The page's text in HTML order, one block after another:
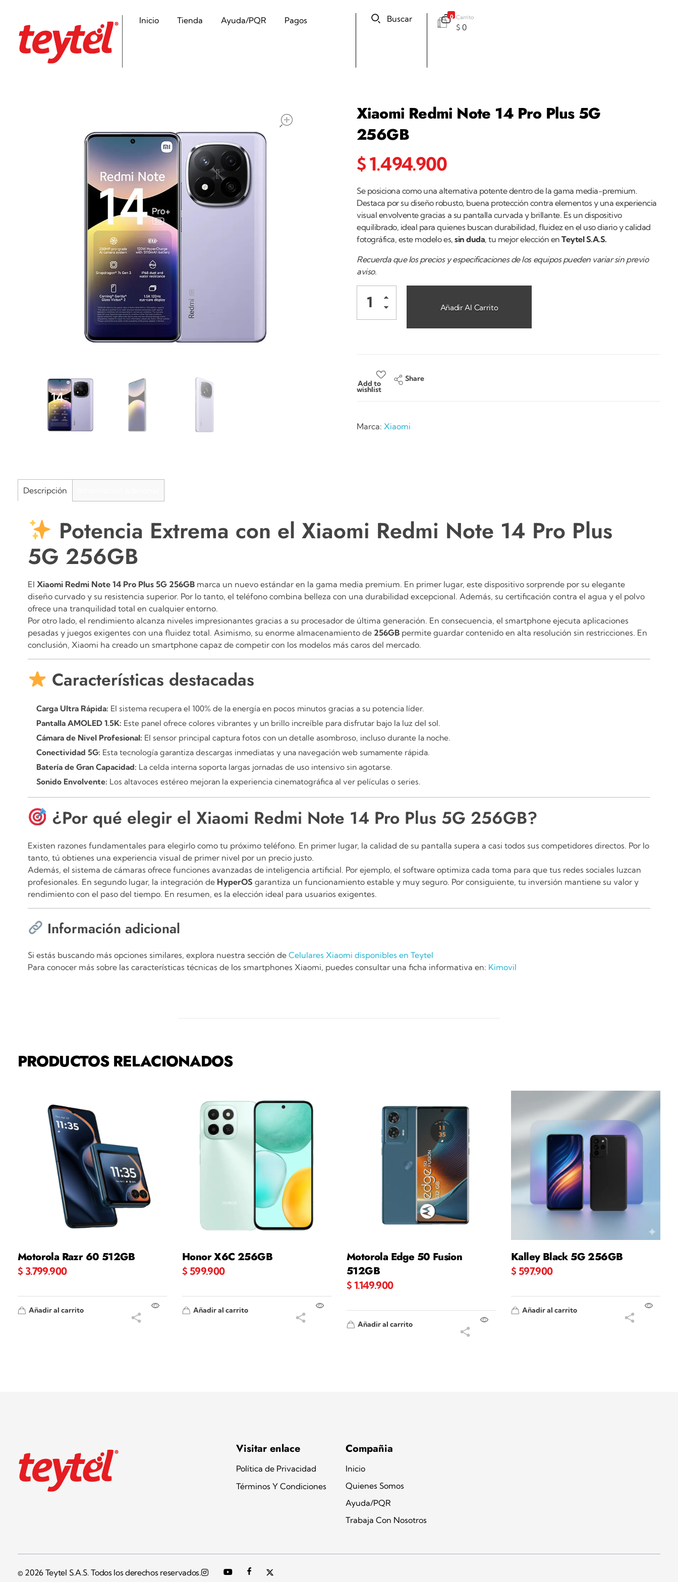
Inicio Tienda Ayuda/PQR Pagos Buscar 0 Carrito
$0
Xiaomi Redmi Note 14 Pro Plus 5G
256GB
$1.494.900
Se posiciona como una alternativa potente dentro de la gama media-premium.
Destaca por su diseño robusto, buena protección contra elementos y una experiencia
visual envolvente gracias a su pantalla curvada y brillante. Es un dispositivo
equilibrado, ideal para quienes buscan durabilidad, fluidez en el uso diario y calidad
fotográfica, este modelo es,sin duda, tu mejor elección enTeytel S.A.S.
Recuerda que los precios y especificaciones de los equipos pueden variar sin previo
aviso.
Añadir Al Carrito
Add to
wishlist
Share
Marca: Xiaomi
Descripción
Potencia Extrema con el Xiaomi Redmi Note 14 Pro Plus
5G 256GB
El Xiaomi Redmi Note 14 Pro Plus 5G 256GB marca un nuevo estándar en la gama media premium. En primer lugar, este dispositivo sorprende por su elegante
diseño curvado y su resistencia superior. Por lo tanto, el teléfono combina belleza con una durabilidad excepcional. Además, su certificación contra el agua y el polvo
ofrece una tranquilidad total en cualquier entorno.
Por otro lado, el rendimiento alcanza niveles impresionantes gracias a su procesador de última generación. En consecuencia, el smartphone ejecuta aplicaciones
pesadas y juegos exigentes con una fluidez total. Asimismo, su enorme almacenamiento de 256GB permite guardar contenido en alta resolución sin restricciones. En
conclusión, Xiaomi ha creado un smartphone capaz de competir con los modelos más caros del mercado.
Características destacadas
Carga Ultra Rápida: El sistema recupera el 100% de la energía en pocos minutos gracias a su potencia líder.
Pantalla AMOLED 1.5K: Este panel ofrece colores vibrantes y un brillo increíble para disfrutar bajo la luz del sol.
Cámara de Nivel Profesional: El sensor principal captura fotos con un detalle asombroso, incluso durante la noche.
Conectividad 5G: Esta tecnología garantiza descargas inmediatas y una navegación web sumamente rápida.
Batería de Gran Capacidad: La celda interna soporta largas jornadas de uso intensivo sin agotarse.
Sonido Envolvente: Los altavoces estéreo mejoran la experiencia cinematográfica al ver películas o series.
¿Por qué elegir el Xiaomi Redmi Note 14 Pro Plus 5G 256GB?
Existen razones fundamentales para elegirlo como tu próximo teléfono. En primer lugar, la calidad de su pantalla supera a casi todos sus competidores directos. Por lo
tanto, tú obtienes una experiencia visual de primer nivel por un precio justo.
Además, el sistema de cámaras ofrece funciones avanzadas de inteligencia artificial. Por ejemplo, el software optimiza cada toma para que tus redes sociales luzcan
profesionales. En segundo lugar, la integración de HyperOS garantiza un funcionamiento estable y muy seguro. Por consiguiente, tu inversión mantiene su valor y
rendimiento con el paso del tiempo. En resumen, es la elección ideal para usuarios exigentes.
Información adicional
Si estás buscando más opciones similares, explora nuestra sección de Celulares Xiaomi disponibles en Teytel
Para conocer más sobre las características técnicas de los smartphones Xiaomi, puedes consultar una ficha informativa en: Kimovil
PRODUCTOS RELACIONADOS
Motorola Razr 60 512GB
$ 3.799.900
Añadir al carrito
Honor X6C 256GB
$ 599.900
Añadir al carrito
Motorola Edge 50 Fusion
512GB
$ 1.149.900
Añadir al carrito
Kalley Black 5G 256GB
$ 597.900
Añadir al carrito
Visitar enlace
Política de Privacidad
Términos Y Condiciones
Compañia
Inicio
Quienes Somos
Ayuda/PQR
Trabaja Con Nosotros
© 2026 Teytel S.A.S. Todos los derechos reservados.